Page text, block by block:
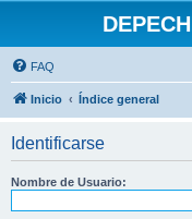
FAQ
Inicio Índice general
Identificarse
Nombre de Usuario: